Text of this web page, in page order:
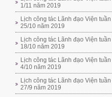
1/11 năm 2019
Lịch công tác Lãnh đạo Viện
25/10 năm 2019
Lịch công tác Lãnh đạo Viện
18/10 năm 2019
Lịch công tác Lãnh đạo Viện
4/10 năm 2019
Lịch công tác Lãnh đạo Viện
27/9 năm 2019